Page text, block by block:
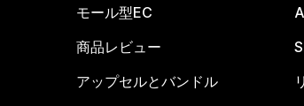
モール型EC
商品レビュー
アップセルとバンドル